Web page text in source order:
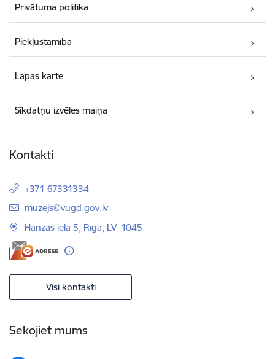
Privātuma politika
Piekļūstamība
Lapas karte
Sīkdatņu izvēles maiņa
Kontakti
+371 67331334
E-pasts:
muzejs@vugd.gov.lv
Hanzas iela 5, Rīgā, LV–1045
Visi kontakti
Sekojiet mums